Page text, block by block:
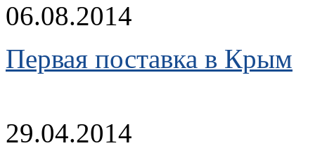
06.08.2014
Первая поставка в Крым
29.04.2014